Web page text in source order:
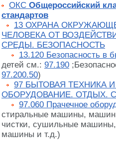
ОКС Общероссийский
стандартов
13 ОХРАНА
ЧЕЛОВЕКА ОТ
СРЕДЫ. БЕЗОПАСНОСТЬ
13.120 Безопасность в
детей см.: 97.190
97.200.50)
97 БЫТОВАЯ ТЕХНИКА
ОБОРУДОВАНИЕ. ОТДЫХ.
97.060 Прачечное
стиральные машины,
чистки, сушильные машины,
машины и т.д.)